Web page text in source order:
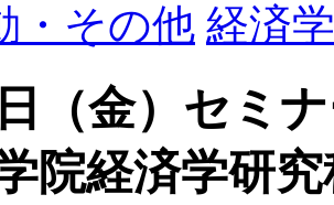
・その他 経済
（金）セミ
院経済学研